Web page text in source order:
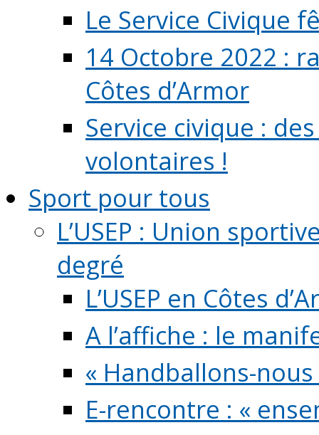
Le Service Civique
14 Octobre 2022 :
Côtes d’Armor
Service civique :
volontaires !
Sport pour tous
L’USEP : Union
degré
L’USEP en Côtes
A l’affiche : le
« Handballons-
E-rencontre : «